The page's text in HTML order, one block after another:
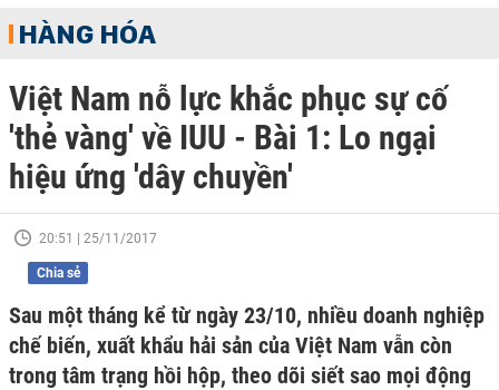
HÀNG HÓA
Việt Nam nỗ lực khắc phục sự cố
'thẻ vàng' về IUU - Bài 1: Lo ngại
hiệu ứng 'dây chuyền'
20:51 | 25/11/2017
Chia sẻ
Sau một tháng kể từ ngày 23/10, nhiều doanh nghiệp
chế biến, xuất khẩu hải sản của Việt Nam vẫn còn
trong tâm trạng hồi hộp, theo dõi siết sao mọi động